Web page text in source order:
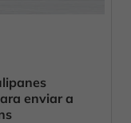
enviar a